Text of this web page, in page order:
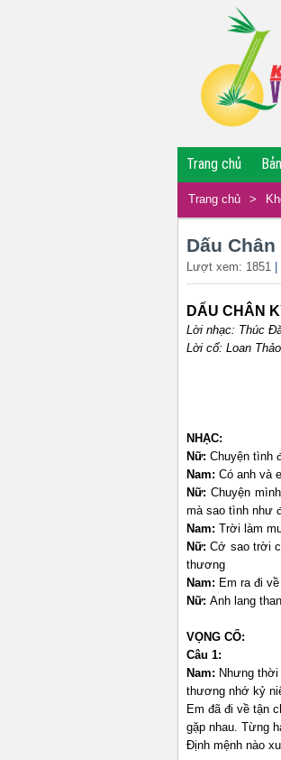
Trang chủ
Trang chủ >
Dấu
Lượt xem: 1851
DẤU CHÂN
Lời nhạc: Thúc
Lời cổ: Loan Thảo
NHẠC:
Nữ: Chuyện tình
Nam: Có anh và
Nữ: Chuyện
mà sao tình như
Nam: Trời làm
Nữ: Cớ sao trời
thương
Nam: Em ra đi
Nữ: Anh lang
VỌNG CỔ:
Câu 1:
Nam: Nhưng
thương nhớ kỷ
Em đã đi về tận
gặp nhau. Từng
Định mệnh nào